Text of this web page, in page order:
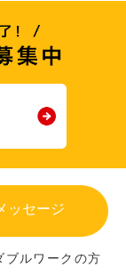
ッセージ
ブルワークの方